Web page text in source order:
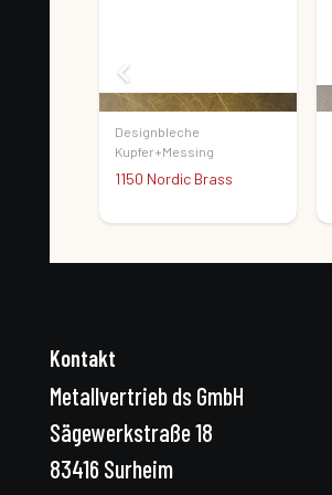
Designbleche
Kupfer+Messing
990 Nordic Brass
Kontakt
Metallvertrieb ds GmbH
Sägewerkstraße 18
83416 Surheim